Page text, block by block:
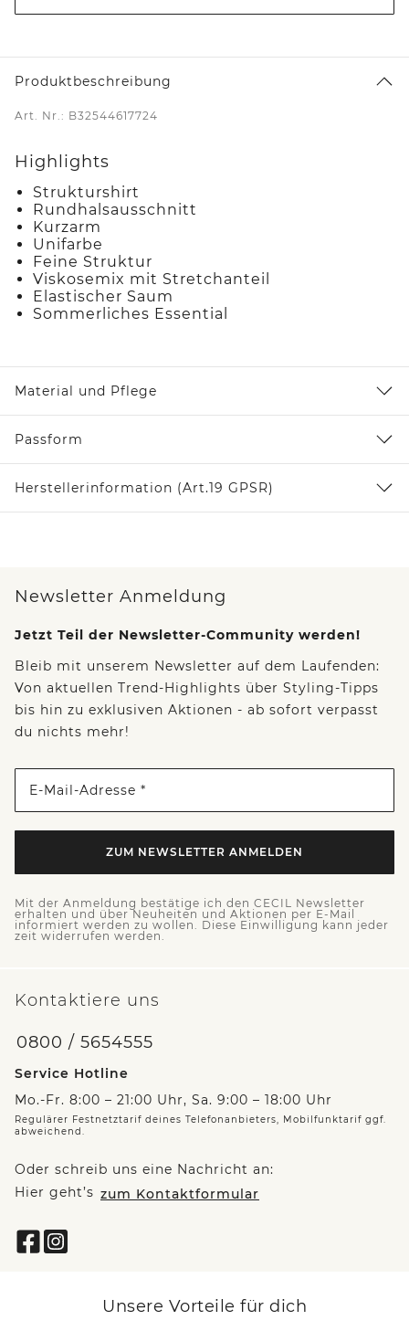
Produktbeschreibung
Art. Nr.: B32544617724
Highlights
Strukturshirt
Rundhalsausschnitt
Kurzarm
Unifarbe
Feine Struktur
Viskosemix mit Stretchanteil
Elastischer Saum
Sommerliches Essential
Material und Pflege
Passform
Herstellerinformation (Art.19 GPSR)
Newsletter Anmeldung
Jetzt Teil der Newsletter-Community werden!
Bleib mit unserem Newsletter auf dem Laufenden:
Von aktuellen Trend-Highlights über Styling-Tipps
bis hin zu exklusiven Aktionen - ab sofort verpasst
du nichts mehr!
E-Mail-Adresse *
ZUM NEWSLETTER ANMELDEN
Mit der Anmeldung bestätige ich den CECIL Newsletter
erhalten und über Neuheiten und Aktionen per E-Mail
informiert werden zu wollen. Diese Einwilligung kann jeder
zeit widerrufen werden.
Kontaktiere uns
0800 / 5654555
Service Hotline
Mo.-Fr. 8:00 – 21:00 Uhr, Sa. 9:00 – 18:00 Uhr
Regulärer Festnetztarif deines Telefonanbieters, Mobilfunktarif ggf.
abweichend.
Oder schreib uns eine Nachricht an:
Hier geht’s zum Kontaktformular
Unsere Vorteile für dich